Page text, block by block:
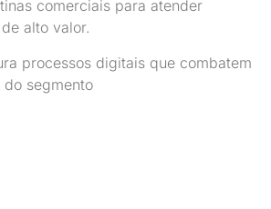
comerciais para atender
alto valor.
processos digitais que combatem
segmento